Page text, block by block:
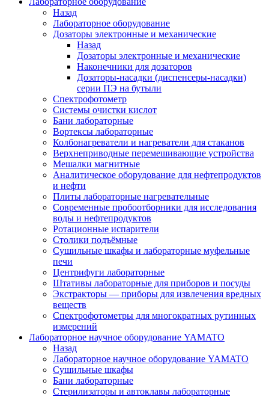
Назад
Лабораторное оборудование
Дозаторы электронные и механические
Назад
Дозаторы электронные и механические
Наконечники для дозаторов
Дозаторы-насадки (диспенсеры-насадки)
серии ПЭ на бутыли
Спектрофотометр
Системы очистки кислот
Бани лабораторные
Вортексы лабораторные
Колбонагреватели и нагреватели для стаканов
Верхнеприводные перемешивающие устройства
Мешалки магнитные
Аналитическое оборудование для нефтепродуктов
и нефти
Плиты лабораторные нагревательные
Современные пробоотборники для исследования
воды и нефтепродуктов
Ротационные испарители
Столики подъёмные
Сушильные шкафы и лабораторные муфельные
печи
Центрифуги лабораторные
Штативы лабораторные для приборов и посуды
Экстракторы — приборы для извлечения вредных
веществ
Спектрофотометры для многократных рутинных
измерений
Лабораторное научное оборудование YAMATO
Назад
Лабораторное научное оборудование YAMATO
Сушильные шкафы
Бани лабораторные
Стерилизаторы и автоклавы лабораторные